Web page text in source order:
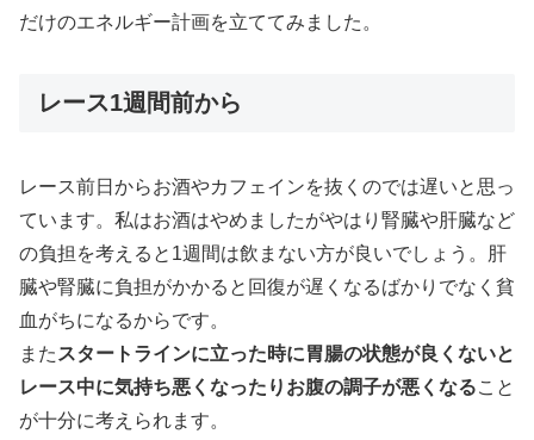
だけのエネルギー計画を立ててみました。
レース1週間前から
レース前日からお酒やカフェインを抜くのでは遅いと思っ
ています。私はお酒はやめましたがやはり腎臓や肝臓など
の負担を考えると1週間は飲まない方が良いでしょう。肝
臓や腎臓に負担がかかると回復が遅くなるばかりでなく貧
血がちになるからです。
また スタートラインに立った時に胃腸の状態が良くないと
レース中に気持ち悪くなったりお腹の調子が悪くなること
が十分に考えられます。